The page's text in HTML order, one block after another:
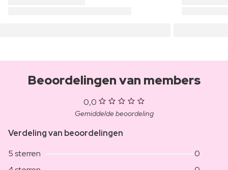
Beoordelingen van members
0,0
Gemiddelde beoordeling
Verdeling van beoordelingen
5 sterren
0